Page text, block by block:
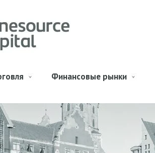
Финансовые рынки